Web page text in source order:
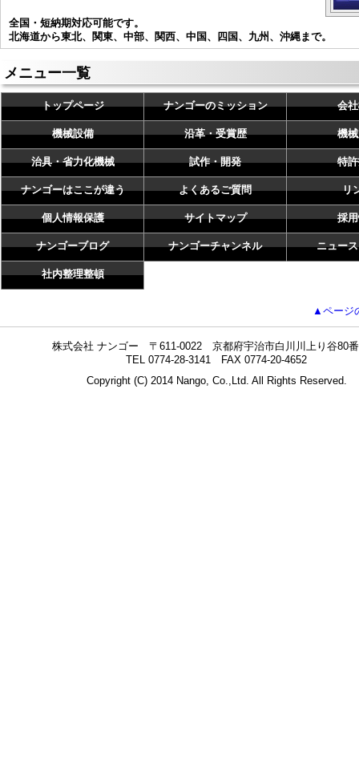
全国・短納期対応可能です。
北海道から東北、関東、中部、関西、中国、四国、九州、沖縄まで。
メニュー一覧
トップページ ナンゴーのミッション 会
機械設備 沿革・受賞歴 機
治具・省力化機械 試作・開発 特
ナンゴーはここが違う よくあるご質問 リ
個人情報保護 サイトマップ 採
ナンゴーブログ ナンゴーチャンネル ニュー
社内整理整頓
▲ページ
株式会社 ナンゴー 〒611-0022 京都府宇治市白川川上り谷80
TEL 0774-28-3141 FAX 0774-20-4652
Copyright (C) 2014 Nango, Co.,Ltd. All Rights Reserved.